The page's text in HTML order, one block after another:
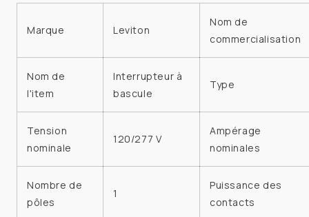
Marque Leviton
Nom de
commercialisation
Nom de
l'item
Interrupteur à
bascule
Type
Tension
nominale
120/277 V
Ampérage
nominales
Nombre de
pôles
1
Puissance des
contacts